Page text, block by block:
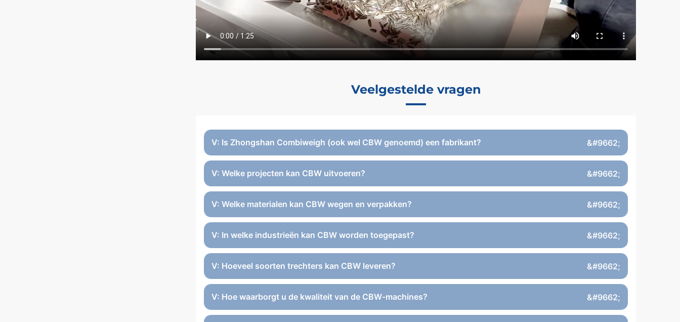
Veelgestelde vragen
V: Is Zhongshan Combiweigh (ook wel CBW genoemd) een fabrikant?
V: Welke projecten kan CBW uitvoeren?
V: Welke materialen kan CBW wegen en verpakken?
V: In welke industrieën kan CBW worden toegepast?
V: Hoeveel soorten trechters kan CBW leveren?
V: Hoe waarborgt u de kwaliteit van de CBW-machines?